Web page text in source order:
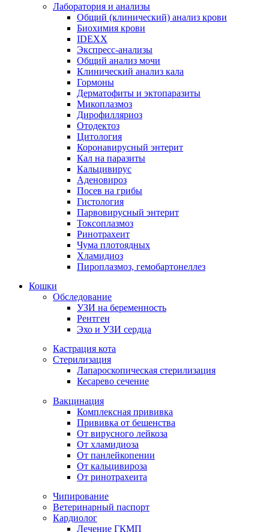
Лаборатория и анализы
Общий (клинический) анализ крови
Биохимия крови
IDEXX
Экспресс-анализы
Общий анализ мочи
Клинический анализ кала
Гормоны
Дерматофиты и эктопаразиты
Микоплазмоз
Дирофилляриоз
Отодектоз
Цитология
Коронавирусный энтерит
Кал на паразиты
Кальцивирус
Аденовироз
Посев на грибы
Гистология
Парвовирусный энтерит
Токсоплазмоз
Ринотрахеит
Чума плотоядных
Хламидиоз
Пироплазмоз, гемобартонеллез
Кошки
Обследование
УЗИ на беременность
Рентген
Эхо и УЗИ сердца
Кастрация кота
Стерилизация
Лапароскопическая стерилизация
Кесарево сечение
Вакцинация
Комплексная прививка
Прививка от бешенства
От вирусного лейкоза
От хламидиоза
От панлейкопении
От кальцивироза
От ринотрахеита
Чипирование
Ветеринарный паспорт
Кардиолог
Лечение ГКМП